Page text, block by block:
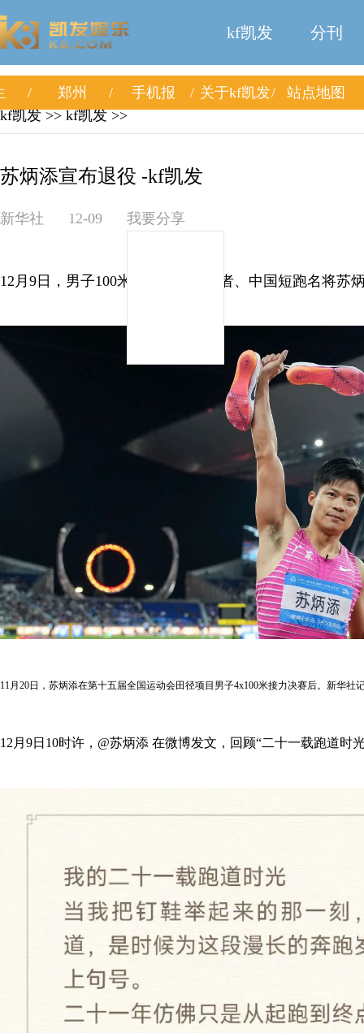
kf凯发 分刊
郑州 手机报 关于kf凯发
站点地图
kf凯发 >> kf凯发 >>
苏炳添宣布退役 -kf凯发
新华社 12-09 我要分享
12月9日，男子100米亚洲纪录保持者、中国短跑名将苏
11月20日，苏炳添在第十五届全国运动会田径项目男子4x100米接力决赛后。新华社
12月9日10时许，@苏炳添 在微博发文，回顾“二十一载跑道时